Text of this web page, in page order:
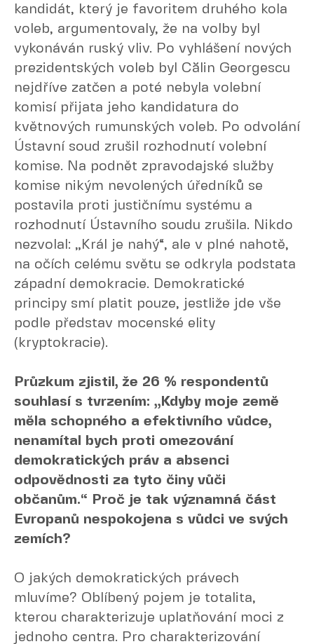
kandidát, který je favoritem druhého kola
voleb, argumentovaly, že na volby byl
vykonáván ruský vliv. Po vyhlášení nových
prezidentských voleb byl Călin Georgescu
nejdříve zatčen a poté nebyla volební
komisí přijata jeho kandidatura do
květnových rumunských voleb. Po odvolání
Ústavní soud zrušil rozhodnutí volební
komise. Na podnět zpravodajské služby
komise nikým nevolených úředníků se
postavila proti justičnímu systému a
rozhodnutí Ústavního soudu zrušila. Nikdo
nezvolal: „Král je nahý“, ale v plné nahotě,
na očích celému světu se odkryla podstata
západní demokracie. Demokratické
principy smí platit pouze, jestliže jde vše
podle představ mocenské elity
(kryptokracie).
Průzkum zjistil, že 26 % respondentů
souhlasí s tvrzením: „Kdyby moje země
měla schopného a efektivního vůdce,
nenamítal bych proti omezování
demokratických práv a absenci
odpovědnosti za tyto činy vůči
občanům.“ Proč je tak významná část
Evropanů nespokojena s vůdci ve svých
zemích?
O jakých demokratických právech
mluvíme? Oblíbený pojem je totalita,
kterou charakterizuje uplatňování moci z
jednoho centra. Pro charakterizování